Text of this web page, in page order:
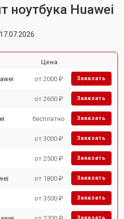
ноутбука Huawei
Цена
от 2000 ₽ Заказать
от 2600 ₽ Заказать
бесплатно Заказать
от 3000 ₽ Заказать
от 2500 ₽ Заказать
от 1800 ₽ Заказать
от 3500 ₽ Заказать